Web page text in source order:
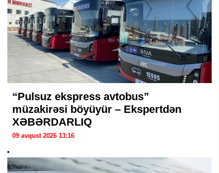
“Pulsuz ekspress avtobus”
müzakirəsi böyüyür – Ekspertdən
XƏBƏRDARLIQ
09 avqust 2026 13:16